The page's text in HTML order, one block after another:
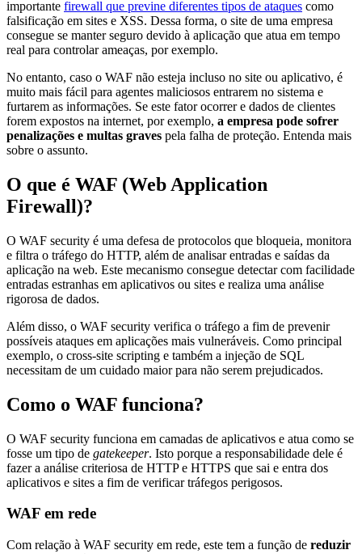
importante firewall que previne diferentes tipos de ataques como
falsificação em sites e XSS. Dessa forma, o site de uma empresa
consegue se manter seguro devido à aplicação que atua em tempo
real para controlar ameaças, por exemplo.
No entanto, caso o WAF não esteja incluso no site ou aplicativo, é
muito mais fácil para agentes maliciosos entrarem no sistema e
furtarem as informações. Se este fator ocorrer e dados de clientes
forem expostos na internet, por exemplo, a empresa pode sofrer
penalizações e multas graves pela falha de proteção. Entenda mais
sobre o assunto.
O que é WAF (Web Application
Firewall)?
O WAF security é uma defesa de protocolos que bloqueia, monitora
e filtra o tráfego do HTTP, além de analisar entradas e saídas da
aplicação na web. Este mecanismo consegue detectar com facilidade
entradas estranhas em aplicativos ou sites e realiza uma análise
rigorosa de dados.
Além disso, o WAF security verifica o tráfego a fim de prevenir
possíveis ataques em aplicações mais vulneráveis. Como principal
exemplo, o cross-site scripting e também a injeção de SQL
necessitam de um cuidado maior para não serem prejudicados.
Como o WAF funciona?
O WAF security funciona em camadas de aplicativos e atua como se
fosse um tipo de gatekeeper. Isto porque a responsabilidade dele é
fazer a análise criteriosa de HTTP e HTTPS que sai e entra dos
aplicativos e sites a fim de verificar tráfegos perigosos.
WAF em rede
Com relação à WAF security em rede, este tem a função de reduzir